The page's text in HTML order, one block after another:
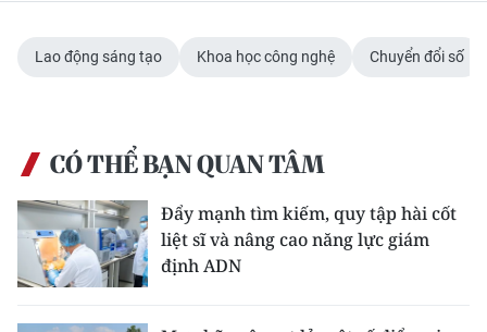
Lao động sáng tạo Khoa học công nghệ Chuyển đổi số
CÓ THỂ BẠN QUAN TÂM
Đẩy mạnh tìm kiếm, quy tập hài cốt
liệt sĩ và nâng cao năng lực giám
định ADN